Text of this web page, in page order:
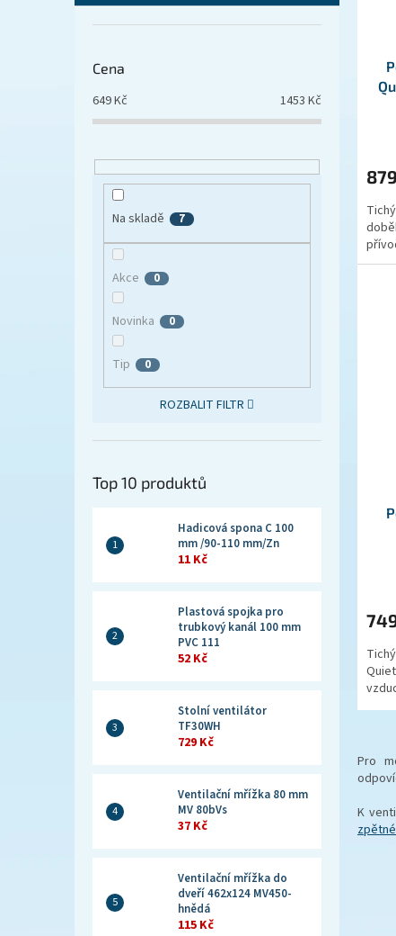
Cena
649Kč 1453 Kč
Na skladě 7
Akce 0
Novinka 0
Tip 0
ROZBALIT FILTR
Top 10 produktů
Hadicová spona C 100
mm /90-110 mm/Zn
11 Kč
Plastová spojka pro
trubkový kanál 100 mm
PVC 111
52 Kč
Stolní ventilátor
TF30WH
729 Kč
Ventilační mřížka 80 mm
MV 80bVs
37 Kč
Ventilační mřížka do
dveří 462x124 MV450-
hnědá
115 Kč
Pro
K